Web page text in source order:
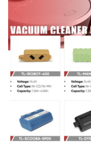
Cores
Certificações:
Garantia: